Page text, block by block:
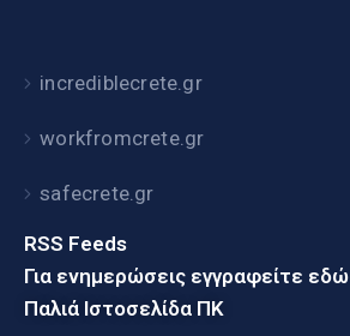
incrediblecrete.gr
workfromcrete.gr
safecrete.gr
RSS Feeds
Για ενημερώσεις εγγραφείτε εδώ
Παλιά Ιστοσελίδα ΠΚ